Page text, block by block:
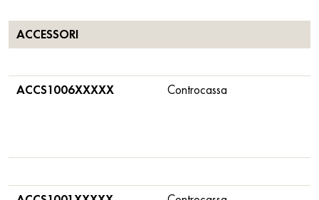
ACCESSORI
ACCS1006XXXXX Controcassa